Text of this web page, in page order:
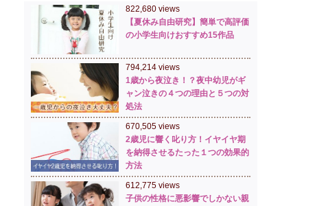
822,680 views
【夏休み自由研究】簡単で高評価
の小学生向けおすすめ15作品
794,214 views
1歳から夜泣き！？夜中幼児がギ
ャン泣きの４つの理由と５つの対
処法
670,505 views
2歳児に響く叱り方！イヤイヤ期
を納得させるたった１つの効果的
方法
612,775 views
子供の性格に悪影響でしかない親